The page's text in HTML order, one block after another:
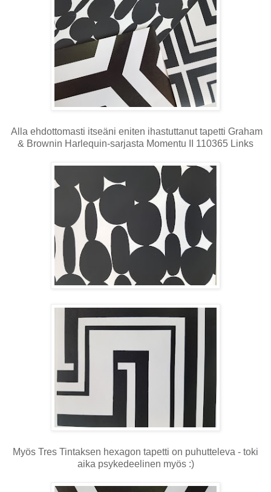
Alla ehdottomasti itseäni eniten ihastuttanut tapetti Graham
& Brownin Harlequin-sarjasta Momentu II 110365 Links
Myös Tres Tintaksen hexagon tapetti on puhutteleva - toki
aika psykedeelinen myös :)